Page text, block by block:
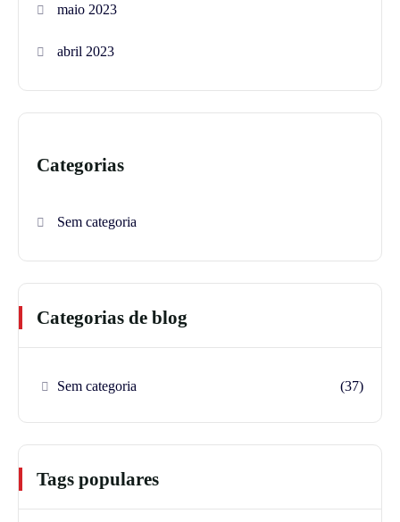
maio 2023
abril 2023
Categorias
Sem categoria
Categorias de blog
Sem categoria (37)
Tags populares